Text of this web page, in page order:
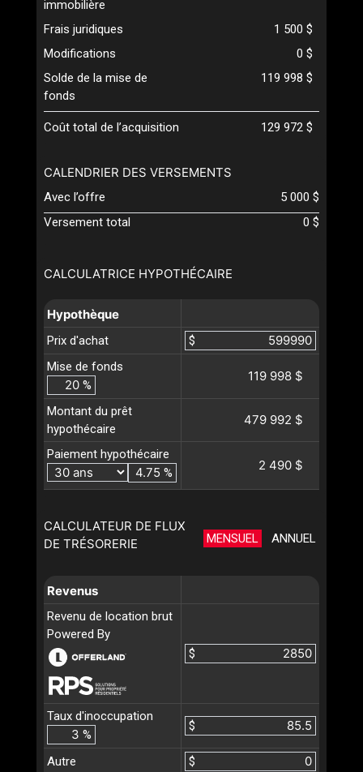
CALCULATRICE HYPOTHÉCAIRE
Hypothèque
Prix d'achat
$
Mise de fonds
%
119 998 $
Montant du prêt
hypothécaire
479 992 $
Paiement hypothécaire
%
2 490 $
CALCULATEUR DE FLUX
DE TRÉSORERIE
MENSUEL ANNUEL
Revenus
Revenu de location brut
Powered By
$
Taux d'inoccupation
%
$
Autre
$
immobilière
Frais juridiques
1 500 $
Modifications
0 $
Solde de la mise de
fonds
119 998 $
Coût total de l’acquisition 129 972 $
CALENDRIER DES VERSEMENTS
Avec l’offre
5 000 $
Versement total
0 $